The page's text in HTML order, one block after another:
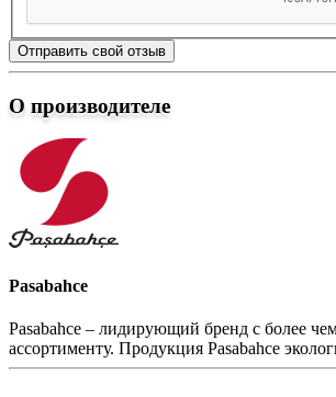
Отправить свой отзыв
О производителе
Pasabahce
Pasabahce – лидирующий бренд с более
ассортименту. Продукция Pasabahce